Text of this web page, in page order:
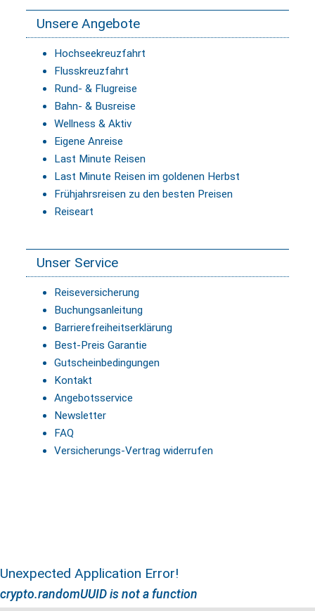
Unsere Angebote
Hochseekreuzfahrt
Flusskreuzfahrt
Rund- & Flugreise
Bahn- & Busreise
Wellness & Aktiv
Eigene Anreise
Last Minute Reisen
Last Minute Reisen im goldenen Herbst
Frühjahrsreisen zu den besten Preisen
Reiseart
Unser Service
Reiseversicherung
Buchungsanleitung
Barrierefreiheitserklärung
Best-Preis Garantie
Gutscheinbedingungen
Kontakt
Angebotsservice
Newsletter
FAQ
Versicherungs-Vertrag widerrufen
Unexpected Application Error!
crypto.randomUUID is not a function